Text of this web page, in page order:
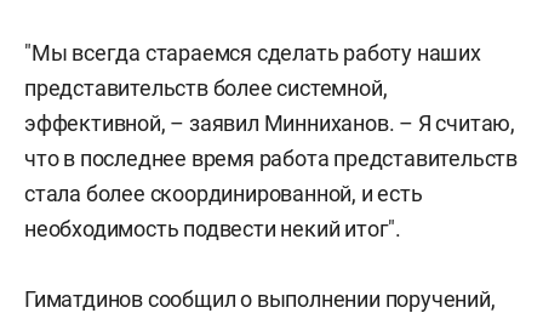
"Мы всегда стараемся сделать работу наших
представительств более системной,
эффективной, – заявил Минниханов. – Я считаю,
что в последнее время работа представительств
стала более скоординированной, и есть
необходимость подвести некий итог".
Гиматдинов сообщил о выполнении поручений,